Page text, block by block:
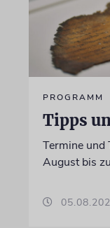
PROGRAMM
Tipps
Termine und
August bis